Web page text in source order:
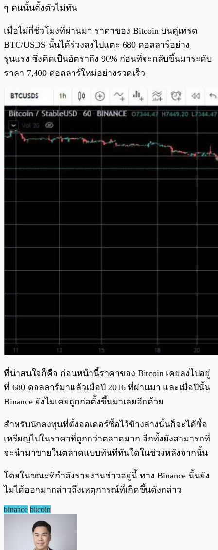
ๆ คนนั้นตั้งตัวไม่ทัน
เมื่อไม่กี่ชั่วโมงที่ผ่านมา ราคาของ Bitcoin บนคู่เทรด
BTC/USDS นั้นได้ร่วงลงไปแตะ 680 ดอลลาร์อย่าง
รุนแรง ซึ่งคิดเป็นอัตราถึง 90% ก่อนที่จะกลับขึ้นมาระดับ
ราคา 7,400 ดอลลาร์ใหม่อย่างรวดเร็ว
ที่น่าสนใจก็คือ ก่อนหน้านี้ราคาของ Bitcoin เคยลงไปอยู่
ที่ 680 ดอลลาร์มาแล้วเมื่อปี 2016 ที่ผ่านมา และเมื่อปีนั้น
Binance ยังไม่เคยถูกก่อตั้งขึ้นมาเลยอีกด้วย
สำหรับนักลงทุนที่ตั้งออเดอร์ซื้อไว้ข้างล่างนั้นก็จะได้ซื้อ
เหรียญไปในราคาที่ถูกกว่าตลาดมาก อีกทั้งยังสามารถที่
จะนำมาขายในตลาดแบบทันทีทันใดในช่วงหลังจากนั้น
โดยในขณะที่กำลังรายงานข่าวอยู่นี้ ทาง Binance นั้นยัง
ไม่ได้ออกมากล่าวถึงเหตุการณ์ที่เกิดขึ้นดังกล่าว
binance bitcoin